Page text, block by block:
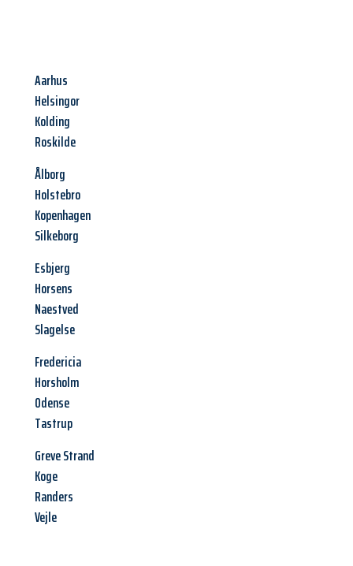
Aarhus
Helsingor
Kolding
Roskilde
Ålborg
Holstebro
Kopenhagen
Silkeborg
Esbjerg
Horsens
Naestved
Slagelse
Fredericia
Horsholm
Odense
Tastrup
Greve Strand
Koge
Randers
Vejle